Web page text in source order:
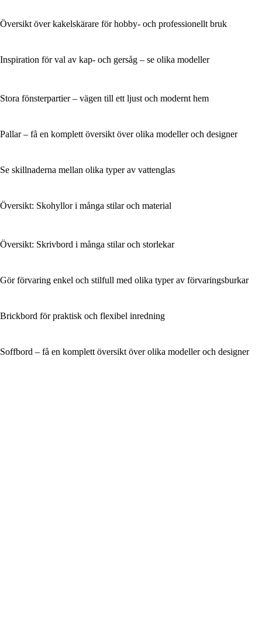
Översikt över kakelskärare för hobby- och professionellt bruk
Inspiration för val av kap- och gersåg – se olika modeller
Stora fönsterpartier – vägen till ett ljust och modernt hem
Pallar – få en komplett översikt över olika modeller och designer
Se skillnaderna mellan olika typer av vattenglas
Översikt: Skohyllor i många stilar och material
Översikt: Skrivbord i många stilar och storlekar
Gör förvaring enkel och stilfull med olika typer av förvaringsburkar
Brickbord för praktisk och flexibel inredning
Soffbord – få en komplett översikt över olika modeller och designer